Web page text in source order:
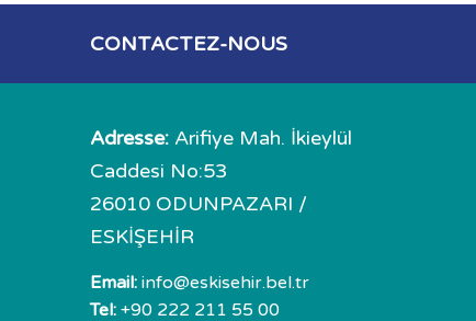
CONTACTEZ-NOUS
Adresse: Arifiye Mah. İkieylül
Caddesi No:53
26010 ODUNPAZARI /
ESKİŞEHİR
Email: info@eskisehir.bel.tr
Tel: +90 222 211 55 00